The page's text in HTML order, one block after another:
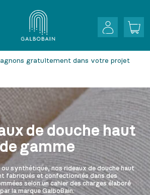
gratuitement dans votre projet
de douche haut
de gamme
ou synthétique, nos rideaux de douche haut
fabriqués et confectionnés dans des
selon un cahier des charges élaboré
par la marque GalboBain.